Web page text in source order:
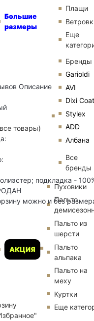
Большие
размеры
Плащи
Еще
Бренды
Garioldi
AVI
Dixi Coat
Stylex
ADD
Албана
Все
бренды
АКЦИЯ
Пуховики
Пальто
Пальто из
шерсти
Пальто
альпака
Пальто на
меху
Куртки
Еще
Описание
товары)
подкладка -
можно и без